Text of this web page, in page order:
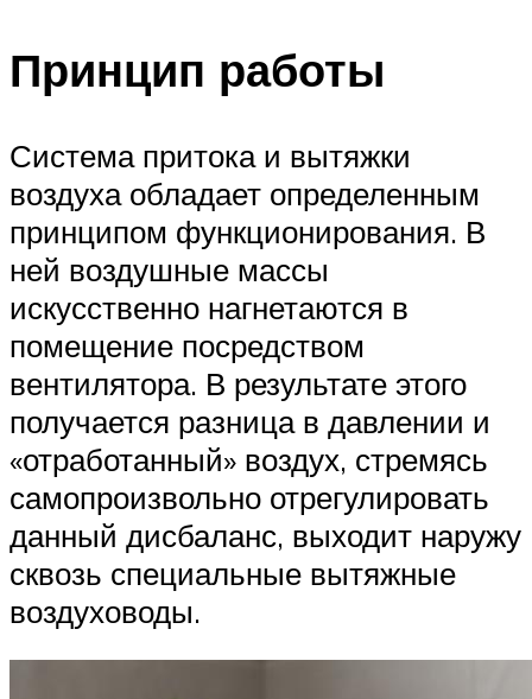
Принцип работы
Система притока и вытяжки
воздуха обладает определенным
принципом функционирования. В
ней воздушные массы
искусственно нагнетаются в
помещение посредством
вентилятора. В результате этого
получается разница в давлении и
«отработанный» воздух, стремясь
самопроизвольно отрегулировать
данный дисбаланс, выходит наружу
сквозь специальные вытяжные
воздуховоды.